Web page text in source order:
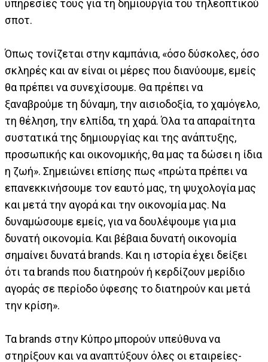
υπηρεσίες τους για τη δημιουργία του τηλεοπτικού
σποτ.
Όπως τονίζεται στην καμπάνια, «όσο δύσκολες, όσο
σκληρές και αν είναι οι μέρες που διανύουμε, εμείς
θα πρέπει να συνεχίσουμε. Θα πρέπει να
ξαναβρούμε τη δύναμη, την αισιοδοξία, το χαμόγελο,
τη θέληση, την ελπίδα, τη χαρά. Όλα τα απαραίτητα
συστατικά της δημιουργίας και της ανάπτυξης,
προσωπικής και οικονομικής, θα μας τα δώσει η ίδια
η ζωή». Σημειώνει επίσης πως «πρώτα πρέπει να
επανεκκινήσουμε τον εαυτό μας, τη ψυχολογία μας
και μετά την αγορά και την οικονομία μας. Να
δυναμώσουμε εμείς, για να δουλέψουμε για μια
δυνατή οικονομία. Και βέβαια δυνατή οικονομία
σημαίνει δυνατά brands. Kαι η ιστορία έχει δείξει
ότι τα brands που διατηρούν ή κερδίζουν μερίδιο
αγοράς σε περίοδο ύφεσης το διατηρούν και μετά
την κρίση».
Τα brands στην Κύπρο μπορούν υπεύθυνα να
στηρίξουν και να αναπτύξουν όλες οι εταιρείες-